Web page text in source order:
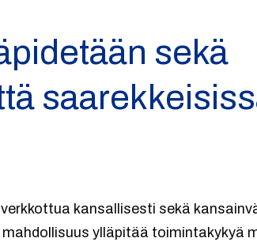
sekä
kansallisesti sekä
ylläpitää toimintakykyä